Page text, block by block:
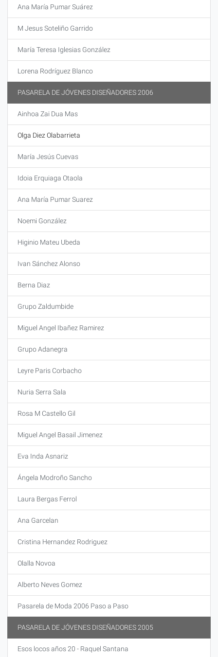
Ana María Pumar Suárez
M Jesus Soteliño Garrido
María Teresa Iglesias González
Lorena Rodríguez Blanco
PASARELA DE JÓVENES DISEÑADORES 2006
Ainhoa Zai Dua Mas
Olga Diez Olabarrieta
María Jesús Cuevas
Idoia Erquiaga Otaola
Ana María Pumar Suarez
Noemi González
Higinio Mateu Ubeda
Ivan Sánchez Alonso
Berna Diaz
Grupo Zaldumbide
Miguel Angel Ibañez Ramirez
Grupo Adanegra
Leyre Paris Corbacho
Nuria Serra Sala
Rosa M Castello Gil
Miguel Angel Basail Jimenez
Eva Inda Asnariz
Ángela Modroño Sancho
Laura Bergas Ferrol
Ana Garcelan
Cristina Hernandez Rodriguez
Olalla Novoa
Alberto Neves Gomez
Pasarela de Moda 2006 Paso a Paso
PASARELA DE JÓVENES DISEÑADORES 2005
Esos locos años 20 - Raquel Santana